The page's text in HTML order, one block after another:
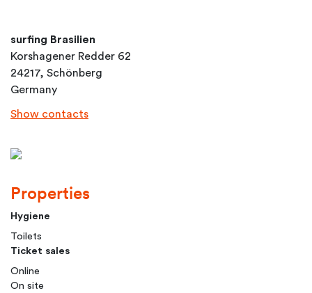
surfing Brasilien
Korshagener Redder 62
24217, Schönberg
Germany
Show contacts
Properties
Hygiene
Toilets
Ticket sales
Online
On site